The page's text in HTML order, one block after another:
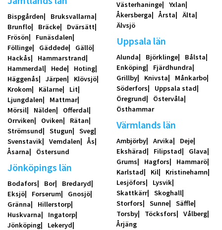
Bispgården
Bruksvallarna
Brunflo
Bräcke
Dvärsätt
Frösön
Funäsdalen
Föllinge
Gäddede
Gällö
Hackås
Hammarstrand
Hammerdal
Hede
Hoting
Häggenås
Järpen
Klövsjö
Krokom
Kälarne
Lit
Ljungdalen
Mattmar
Mörsil
Nälden
Offerdal
Orrviken
Oviken
Rätan
Strömsund
Stugun
Sveg
Svenstavik
Vemdalen
Ås
Åsarna
Östersund
Jönköpings län
Bodafors Bor
Bredaryd
Eksjö
Forserum
Gnosjö
Gränna
Hillerstorp
Huskvarna
Ingatorp
Jönköping
Lekeryd
Västerhaninge
Yxlan
Åkersberga
Årsta
Älta
Älvsjö
Uppsala län
Alunda Björklinge
Bålsta
Enköping
Fjärdhundra
Grillby
Knivsta
Månkarbo
Söderfors
Uppsala stad
Öregrund
Östervåla
Östhammar
Värmlands län
Ambjörby Arvika
Deje
Ekshärad
Filipstad
Glava
Grums
Hagfors
Hammarö
Karlstad
Kil
Kristinehamn
Lesjöfors
Lysvik
Skattkärr
Skoghall
Storfors
Sunne
Säffle
Torsby
Töcksfors
Vålberg
Årjäng